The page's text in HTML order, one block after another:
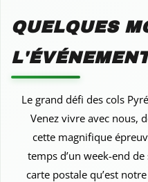
QUELQUES
Le grand défi des cols
Venez vivre avec nous,
cette magnifique
temps d’un week-end
carte postale qu’est